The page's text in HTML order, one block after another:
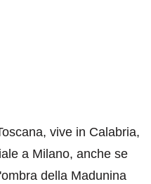
vive in Calabria,
a Milano, anche se
della Madunina